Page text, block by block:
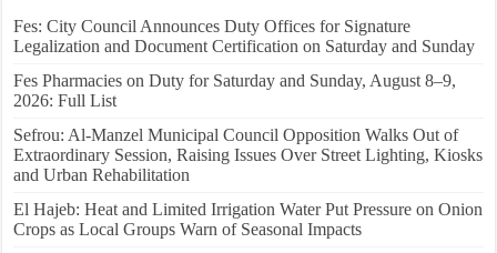
Fes: City Council Announces Duty Offices for Signature
Legalization and Document Certification on Saturday and Sunday
Fes Pharmacies on Duty for Saturday and Sunday, August 8–9,
2026: Full List
Sefrou: Al-Manzel Municipal Council Opposition Walks Out of
Extraordinary Session, Raising Issues Over Street Lighting, Kiosks
and Urban Rehabilitation
El Hajeb: Heat and Limited Irrigation Water Put Pressure on Onion
Crops as Local Groups Warn of Seasonal Impacts